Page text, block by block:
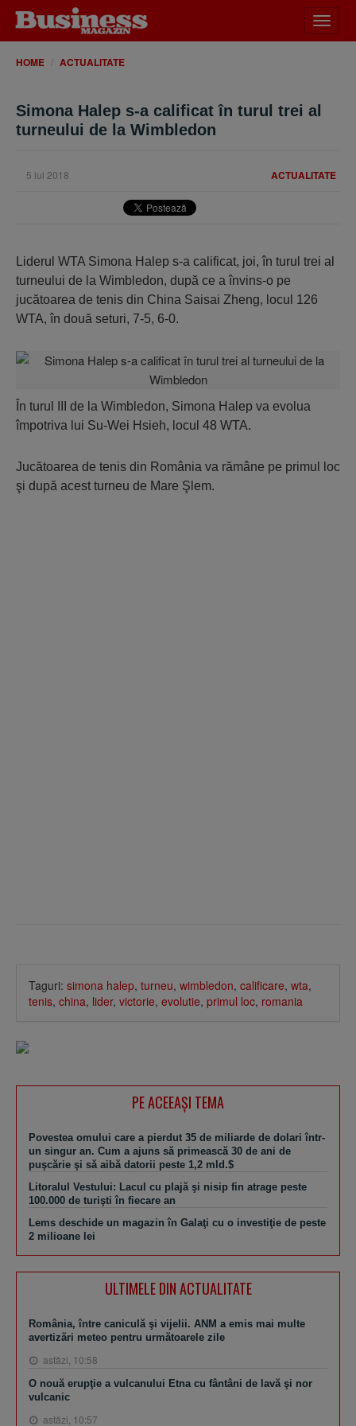
meniu
HOME ACTUALITATE
Simona Halep s-a calificat în turul trei al
turneului de la Wimbledon
ACTUALITATE
5 iul 2018
Liderul WTA Simona Halep s-a calificat, joi, în turul trei al
turneului de la Wimbledon, după ce a învins-o pe
jucătoarea de tenis din China Saisai Zheng, locul 126
WTA, în două seturi, 7-5, 6-0.
În turul III de la Wimbledon, Simona Halep va evolua
împotriva lui Su-Wei Hsieh, locul 48 WTA.
Jucătoarea de tenis din România va rămâne pe primul loc
şi după acest turneu de Mare Şlem.
Taguri: simona halep, turneu, wimbledon, calificare, wta,
tenis, china, lider, victorie, evolutie, primul loc, romania
PE ACEEAŞI TEMA
Povestea omului care a pierdut 35 de miliarde de dolari într-
un singur an. Cum a ajuns să primească 30 de ani de
puşcărie şi să aibă datorii peste 1,2 mld.$
Litoralul Vestului: Lacul cu plajă şi nisip fin atrage peste
100.000 de turişti în fiecare an
Lems deschide un magazin în Galaţi cu o investiţie de peste
2 milioane lei
ULTIMELE DIN ACTUALITATE
România, între caniculă şi vijelii. ANM a emis mai multe
avertizări meteo pentru următoarele zile
astăzi, 10:58
O nouă erupţie a vulcanului Etna cu fântâni de lavă şi nor
vulcanic
astăzi, 10:57